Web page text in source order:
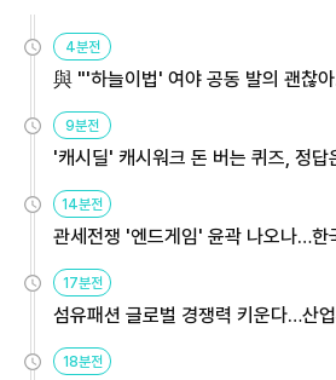
4분전
與 "'하늘이법' 여야 공동 발의 괜찮
9분전
'캐시딜' 캐시워크 돈 버는 퀴즈, 정답
14분전
관세전쟁 '엔드게임' 윤곽 나오나…한
17분전
섬유패션 글로벌 경쟁력 키운다…산
18분전